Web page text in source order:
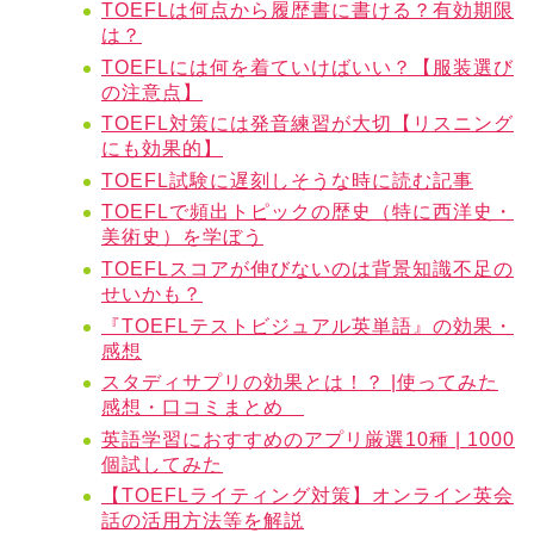
TOEFLは何点から履歴書に書ける？有効期限
は？
TOEFLには何を着ていけばいい？【服装選び
の注意点】
TOEFL対策には発音練習が大切【リスニング
にも効果的】
TOEFL試験に遅刻しそうな時に読む記事
TOEFLで頻出トピックの歴史（特に西洋史・
美術史）を学ぼう
TOEFLスコアが伸びないのは背景知識不足の
せいかも？
『TOEFLテストビジュアル英単語』の効果・
感想
スタディサプリの効果とは！？ |使ってみた
感想・口コミまとめ
英語学習におすすめのアプリ厳選10種 | 1000
個試してみた
【TOEFLライティング対策】オンライン英会
話の活用方法等を解説